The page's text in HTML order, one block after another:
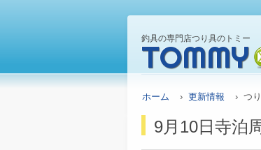
釣具の専門店つり具のトミー
TOMMY
ホーム › 更新情報 › つ
9月10日寺泊